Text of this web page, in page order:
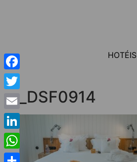
HOTÉIS
_DSF0914
Facebook
Twitter
Email
LinkedIn
WhatsApp